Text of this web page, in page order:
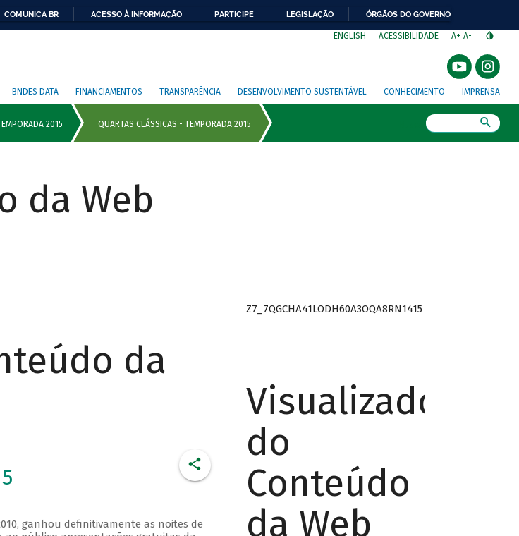
COMUNICA BR ACESSO À INFORMAÇÃO PARTICIPE LEGISLAÇÃO ÓRGÃOS DO GOVERNO
ENGLISH ACESSIBILIDADE A+ A-
BNDES DATA FINANCIAMENTOS TRANSPARÊNCIA DESENVOLVIMENTO SUSTENTÁVEL CONHECIMENTO IMPRENSA
da Web
da
ganhou definitivamente as noites de
Z7_7QGCHA41LODH60A3OQA8RN1415
Visualizador
do
Conteúdo
da Web